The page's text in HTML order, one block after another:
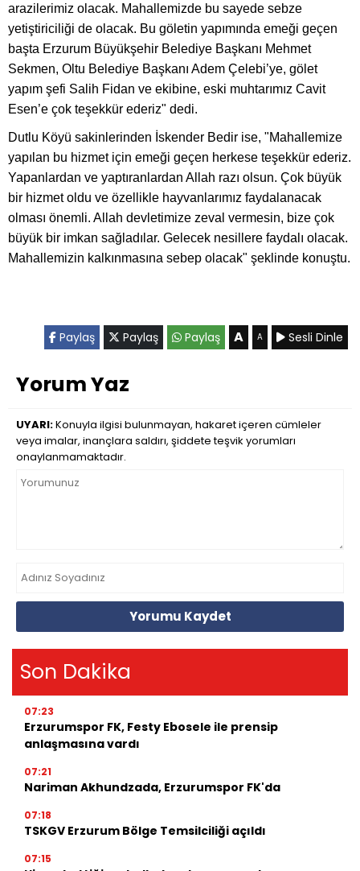
arazilerimiz olacak. Mahallemizde bu sayede sebze
yetiştiriciliği de olacak. Bu göletin yapımında emeği geçen
başta Erzurum Büyükşehir Belediye Başkanı Mehmet
Sekmen, Oltu Belediye Başkanı Adem Çelebi’ye, gölet
yapım şefi Salih Fidan ve ekibine, eski muhtarımız Cavit
Esen’e çok teşekkür ederiz" dedi.
Dutlu Köyü sakinlerinden İskender Bedir ise, "Mahallemize
yapılan bu hizmet için emeği geçen herkese teşekkür ederiz.
Yapanlardan ve yaptıranlardan Allah razı olsun. Çok büyük
bir hizmet oldu ve özellikle hayvanlarımız faydalanacak
olması önemli. Allah devletimize zeval vermesin, bize çok
büyük bir imkan sağladılar. Gelecek nesillere faydalı olacak.
Mahallemizin kalkınmasına sebep olacak" şeklinde konuştu.
Paylaş Paylaş Paylaş A A Sesli Dinle
Yorum Yaz
UYARI:Konuyla ilgisi bulunmayan, hakaret içeren cümleler
veya imalar, inançlara saldırı, şiddete teşvik yorumları
onaylanmamaktadır.
Yorumu Kaydet
Son Dakika
07:23
Erzurumspor FK, Festy Ebosele ile prensip
anlaşmasına vardı
07:21
Nariman Akhundzada, Erzurumspor FK'da
07:18
TSKGV Erzurum Bölge Temsilciliği açıldı
07:15